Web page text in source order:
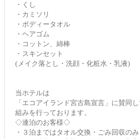
・くし
・カミソリ
・ボディータオル
・ヘアゴム
・コットン、綿棒
・スキンセット
(メイク落とし・洗顔・化粧水・乳液)
当ホテルは
「エコアイランド宮古島宣言」に賛同
組みを行っております。
◇連泊のお客様◇
・３泊まではタオル交換・ごみ回収のみ